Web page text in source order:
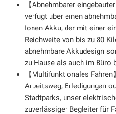
【Abnehmbarer
verfügt über einen
Ionen-Akku, der mit einer
Reichweite von bis zu 80
abnehmbare Akkudesign
zu Hause als auch im Büro
【Multifunktionales Fahren
Arbeitsweg, Erledigungen
Stadtparks, unser
zuverlässiger Begleiter für